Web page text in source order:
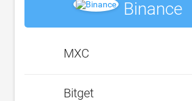
Binance
MXC
Bitget